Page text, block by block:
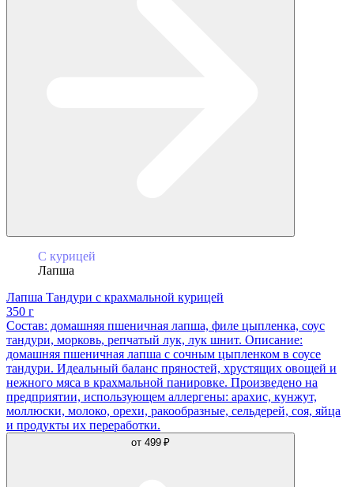
С курицей
Лапша
Лапша Тандури с крахмальной курицей
350 г
Состав: домашняя пшеничная лапша, филе цыпленка, соус
тандури, морковь, репчатый лук, лук шнит. Описание:
домашняя пшеничная лапша с сочным цыпленком в соусе
тандури. Идеальный баланс пряностей, хрустящих овощей и
нежного мяса в крахмальной панировке. Произведено на
предприятии, использующем аллергены: арахис, кунжут,
моллюски, молоко, орехи, ракообразные, сельдерей, соя, яйца
и продукты их переработки.
от 499 ₽